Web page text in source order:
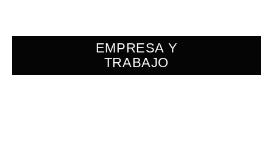
EMPRESA Y
TRABAJO